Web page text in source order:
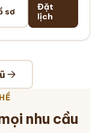
sơ
Đặt
lịch
nhu cầu